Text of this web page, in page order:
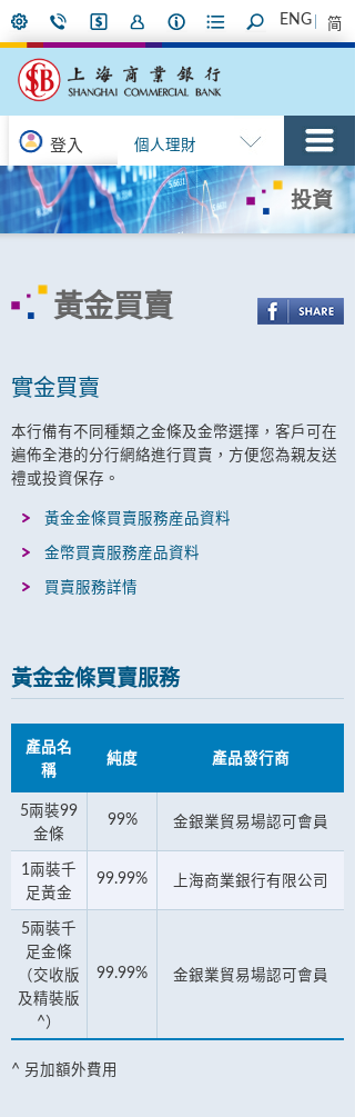
ENG 简
登入 個人理財
投資
黃金買賣
實金買賣
本行備有不同種類之金條及金幣選擇，客戶可在
遍佈全港的分行網絡進行買賣，方便您為親友送
禮或投資保存。
黃金金條買賣服務産品資料
金幣買賣服務産品資料
買賣服務詳情
黃金金條買賣服務
產品名
稱
純度 產品發行商
5兩裝99
金條
99% 金銀業貿易場認可會員
1兩裝千
足黃金
99.99% 上海商業銀行有限公司
5兩裝千
足金條
（交收版
及精裝版
^）
99.99% 金銀業貿易場認可會員
^ 另加額外費用